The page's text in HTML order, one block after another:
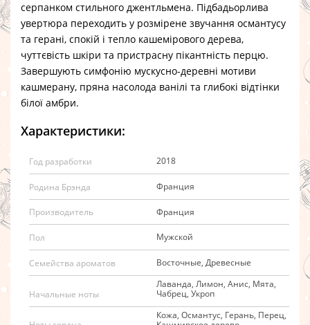
серпанком стильного джентльмена. Підбадьорлива
увертюра переходить у розмірене звучання османтусу
та герані, спокій і тепло кашемірового дерева,
чуттєвість шкіри та пристрасну пікантність перцю.
Завершують симфонію мускусно-деревні мотиви
кашмерану, пряна насолода ванілі та глибокі відтінки
білої амбри.
Характеристики:
Год разработки 2018
Родина Брэнда Франция
Производитель Франция
Пол Мужской
Семейства ароматов Восточные, Древесные
Начальные ноты
Лаванда, Лимон, Анис, Мята,
Чабрец, Укроп
Кожа, Османтус, Герань, Перец,